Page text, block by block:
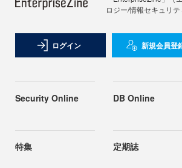
ロジー/情報セキュリ
ログイン 新規会員登
Security Online DB Online
特集 定期誌